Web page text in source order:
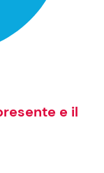
e il